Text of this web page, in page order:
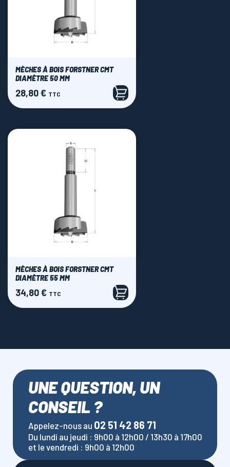
MÈCHES À BOIS FORSTNER CMT
DIAMÈTRE 50 MM
Prix
28,80 € TTC
MÈCHES À BOIS FORSTNER CMT
DIAMÈTRE 55 MM
Prix
34,80 € TTC
UNE QUESTION, UN
CONSEIL ?
Appelez-nous au 02 51 42 86 71
Du lundi au jeudi : 9h00 à 12h00 / 13h30 à 17h00
et le vendredi : 9h00 à 12h00